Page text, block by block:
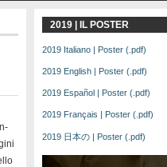
2019 | IL POSTER
2019 Italiano | Poster (.pdf)
2019 English | Poster (.pdf)
2019 Español | Poster (.pdf)
2019 Français | Poster (.pdf)
2019 日本の | Poster (.pdf)